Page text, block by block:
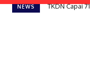
NEWS TKDN Capai